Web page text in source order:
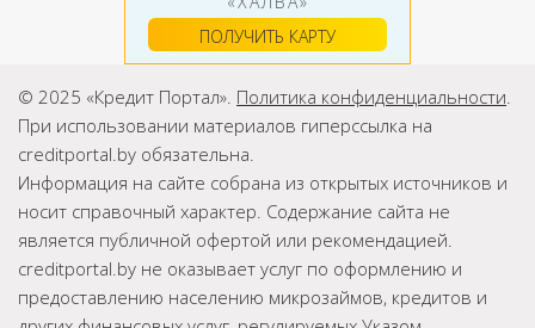
ПОЛУЧИТЬ КАРТУ
© 2025 «Кредит Портал». Политика конфиденциальности
При использовании материалов гиперссылка на
creditportal.by обязательна.
Информация на сайте собрана из открытых источников и
носит справочный характер. Содержание сайта не
является публичной офертой или рекомендацией.
creditportal.by не оказывает услуг по оформлению и
предоставлению населению микрозаймов, кредитов и